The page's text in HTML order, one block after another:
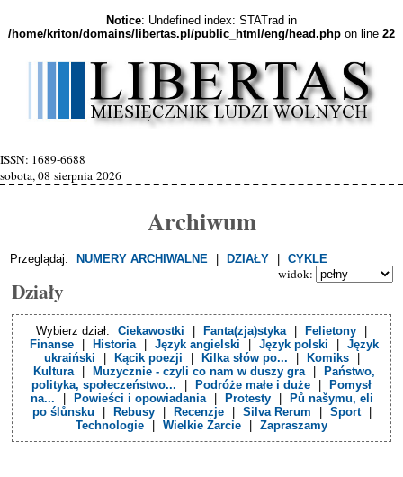
Notice: Undefined index: STATrad in
/home/kriton/domains/libertas.pl/public_html/eng/head.php on line 22
ISSN: 1689-6688
sobota, 08 sierpnia 2026
Archiwum
Przeglądaj: NUMERY ARCHIWALNE | DZIAŁY | CYKLE
widok:
Działy
Wybierz dział: Ciekawostki Fanta(zja)styka Felietony
Finanse
Historia Język angielski Język polski
Język
ukraiński
Kącik poezji Kilka słów po... Komiks
Kultura
Muzycznie - czyli co nam w duszy gra
Państwo,
polityka, społeczeństwo...
Podróże małe i duże
Pomysł
na...
Powieści i opowiadania Protesty
Pů našymu, eli
po ślůnsku
Rebusy Recenzje Silva Rerum Sport
Technologie
Wielkie Żarcie Zapraszamy